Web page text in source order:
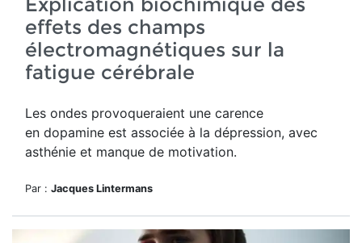
effets des champs
électromagnétiques sur la
fatigue cérébrale
Les ondes provoqueraient une carence
en dopamine est associée à la dépression, avec
asthénie et manque de motivation.
Par : Jacques Lintermans